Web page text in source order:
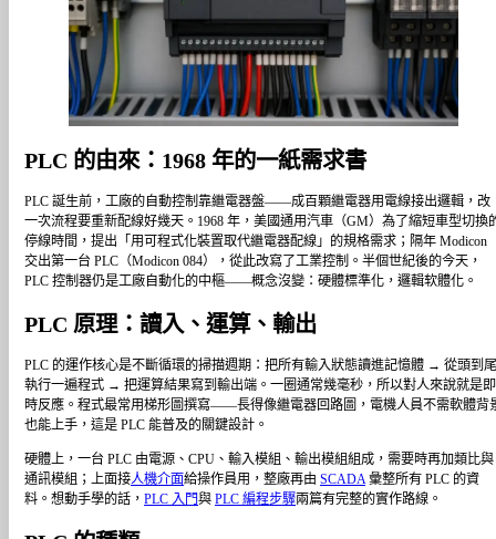
PLC 的由來：1968 年的一紙需求書
PLC 誕生前，工廠的自動控制靠繼電器盤——成百顆繼電器用電線接出邏輯，改
一次流程要重新配線好幾天。1968 年，美國通用汽車（GM）為了縮短車型切換
停線時間，提出「用可程式化裝置取代繼電器配線」的規格需求；隔年 Modicon
交出第一台 PLC（Modicon 084），從此改寫了工業控制。半個世紀後的今天，
PLC 控制器仍是工廠自動化的中樞——概念沒變：硬體標準化，邏輯软體化。
PLC 原理：讀入、運算、輸出
PLC 的運作核心是不斷循環的掃描週期：把所有輸入狀態讀進記憶體 → 從頭到
執行一遍程式 → 把運算結果寫到輸出端。一圈通常幾毫秒，所以對人來說就是即
時反應。程式最常用梯形圖撰寫——長得像繼電器回路圖，電機人員不需軟體背
也能上手，這是 PLC 能普及的關鍵設計。
硬體上，一台 PLC 由電源、CPU、輸入模組、輸出模組組成，需要時再加類比與
通訊模組；上面接人機介面給操作員用，整廠再由SCADA 彙整所有 PLC 的資
料。想動手學的話，PLC 入門與PLC 編程步驟兩篇有完整的實作路線。